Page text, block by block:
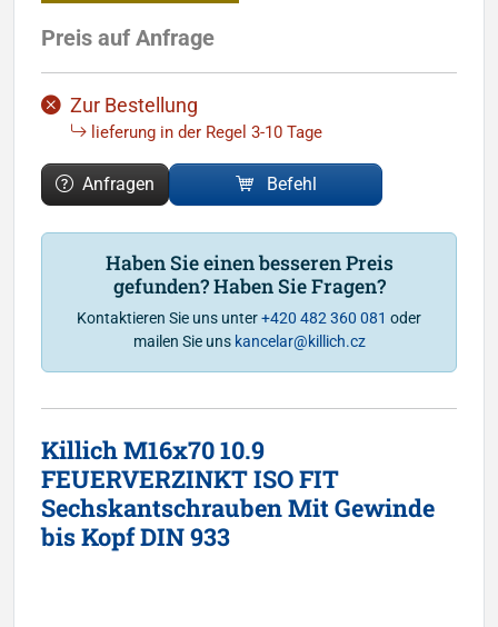
Preis auf Anfrage
Zur Bestellung
lieferung in der Regel 3-10 Tage
Anfragen Befehl
Haben Sie einen besseren Preis
gefunden? Haben Sie Fragen?
Kontaktieren Sie uns unter+420 482 360 081 oder
mailen Sie uns kancelar@killich.cz
Killich M16x70 10.9
FEUERVERZINKT ISO FIT
Sechskantschrauben Mit Gewinde
bis Kopf DIN 933